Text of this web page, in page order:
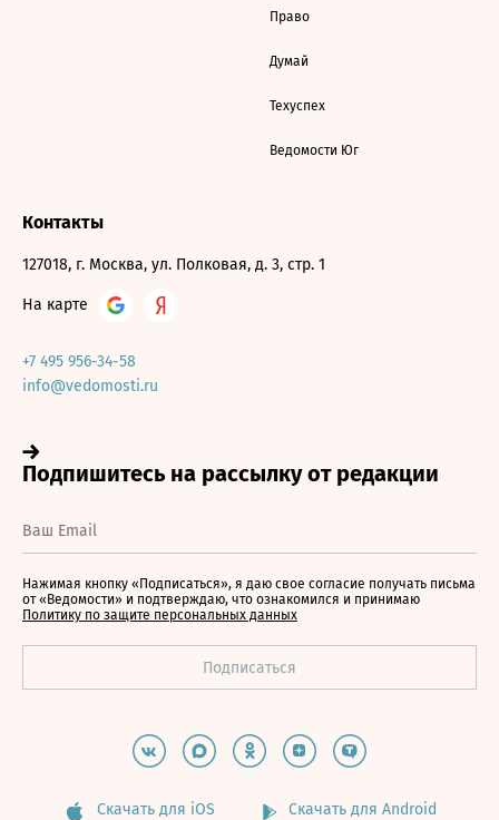
Право
Думай
Техуспех
Ведомости Юг
Контакты
127018, г. Москва, ул. Полковая, д. 3, стр. 1
На карте
+7 495 956-34-58
info@vedomosti.ru
Нажимая кнопку «Подписаться», я даю свое согласие получать письма
от «Ведомости» и подтверждаю, что ознакомился и принимаю
Политику по защите персональных данных
Скачать для iOS Скачать для Android